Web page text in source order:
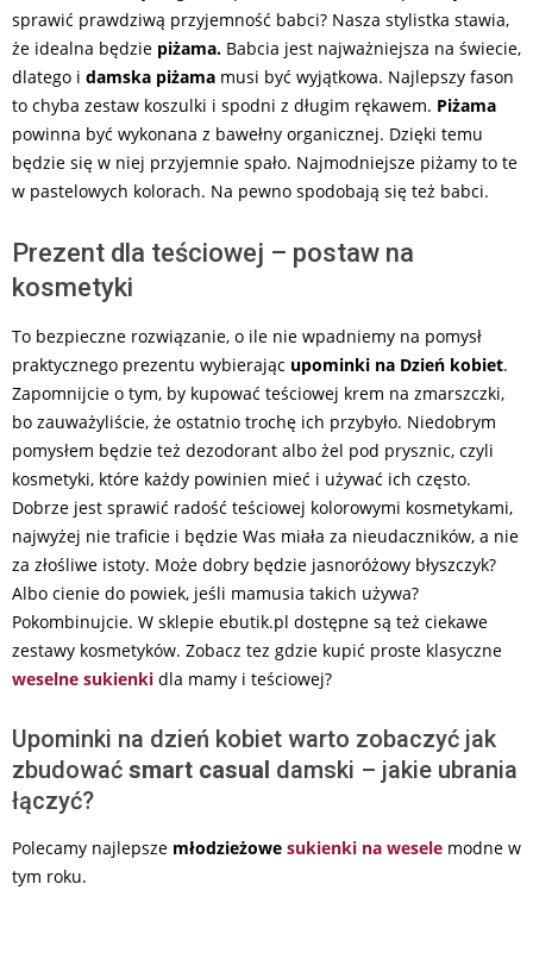
sprawić prawdziwą przyjemność babci? Nasza stylistka stawia,
że idealna będzie piżama. Babcia jest najważniejsza na świecie,
dlatego i damska piżama musi być wyjątkowa. Najlepszy fason
to chyba zestaw koszulki i spodni z długim rękawem. Piżama
powinna być wykonana z bawełny organicznej. Dzięki temu
będzie się w niej przyjemnie spało. Najmodniejsze piżamy to te
w pastelowych kolorach. Na pewno spodobają się też babci.
Prezent dla teściowej – postaw na
kosmetyki
To bezpieczne rozwiązanie, o ile nie wpadniemy na pomysł
praktycznego prezentu wybierając upominki na Dzień kobiet.
Zapomnijcie o tym, by kupować teściowej krem na zmarszczki,
bo zauważyliście, że ostatnio trochę ich przybyło. Niedobrym
pomysłem będzie też dezodorant albo żel pod prysznic, czyli
kosmetyki, które każdy powinien mieć i używać ich często.
Dobrze jest sprawić radość teściowej kolorowymi kosmetykami,
najwyżej nie traficie i będzie Was miała za nieudaczników, a nie
za złośliwe istoty. Może dobry będzie jasnoróżowy błyszczyk?
Albo cienie do powiek, jeśli mamusia takich używa?
Pokombinujcie. W sklepie ebutik.pl dostępne są też ciekawe
zestawy kosmetyków. Zobacz tez gdzie kupić proste klasyczne
weselne sukienki dla mamy i teściowej?
Upominki na dzień kobiet warto zobaczyć jak
zbudować smart casual damski – jakie ubrania
łączyć?
Polecamy najlepsze młodzieżowe sukienki na wesele modne w
tym roku.